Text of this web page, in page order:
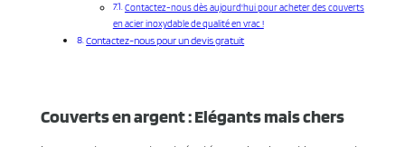
Contactez-nous dès aujourd'hui pour acheter des couverts
en acier inoxydable de qualité en vrac !
Contactez-nous pour un devis gratuit
Couverts en argent : Elégants mais chers